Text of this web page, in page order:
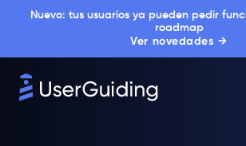
Nuevo: tus usuarios ya pueden pedir
roadmap
Ver novedades →